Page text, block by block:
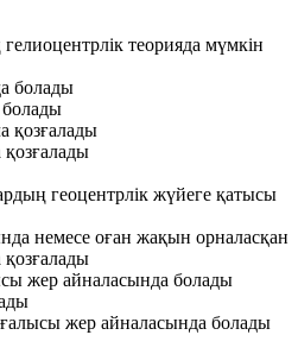
теорияда мүмкін
болады
болады
қозғалады
қозғалады
геоцентрлік жүйеге қатысы
немесе оған жақын орналасқан
қозғалады
жер айналасында болады
жер айналасында болады